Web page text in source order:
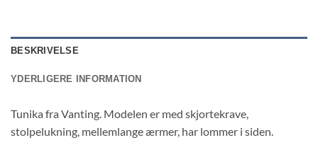
BESKRIVELSE
YDERLIGERE INFORMATION
Tunika fra Vanting. Modelen er med skjortekrave,
stolpelukning, mellemlange ærmer, har lommer i siden.